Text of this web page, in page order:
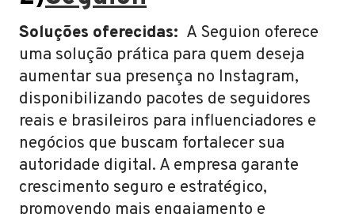
Soluções oferecidas: A Seguion oferece
uma solução prática para quem deseja
aumentar sua presença no Instagram,
disponibilizando pacotes de seguidores
reais e brasileiros para influenciadores e
negócios que buscam fortalecer sua
autoridade digital. A empresa garante
crescimento seguro e estratégico,